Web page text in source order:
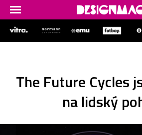
The Future Cycles
na lidský